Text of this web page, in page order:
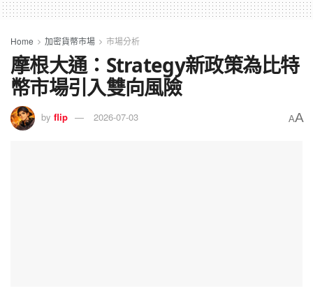
Home 加密貨幣市場 市場分析
摩根大通：Strategy新政策為比特
幣市場引入雙向風險
by flip 2026-07-03 AA